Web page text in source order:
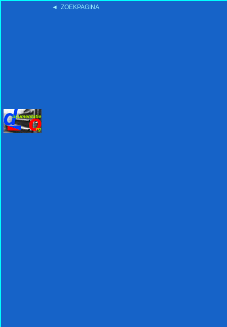
◄ ZOEKPAGINA
'15:19 19-2-2008